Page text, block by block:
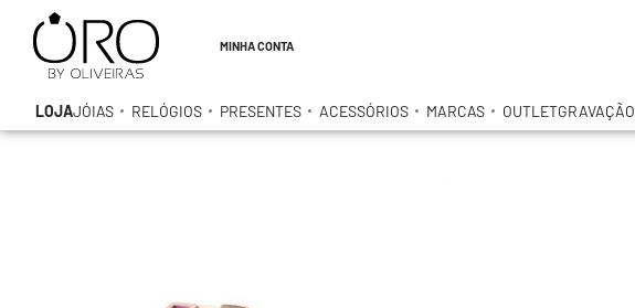
MINHA CONTA
LOJAJÓIAS RELÓGIOS PRESENTES ACESSÓRIOS MARCAS OUTLETGRAVAÇÃO